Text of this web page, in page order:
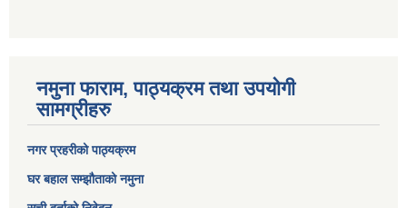
नमुना फाराम, पाठ्यक्रम तथा उपयोगी
सामग्रीहरु
नगर प्रहरीको पाठ्यक्रम
घर बहाल सम्झौताको नमुना